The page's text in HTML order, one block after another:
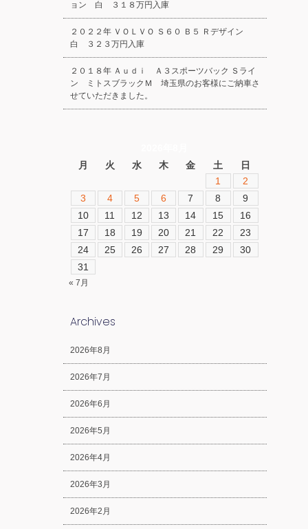
ョン 白 ３１８万円入庫
２０２２年 ＶＯＬＶＯ Ｓ６０ Ｂ５ Ｒデザイン
白 ３２３万円入庫
２０１８年 Ａｕｄｉ Ａ３スポーツバック Ｓライ
ン ミトスブラックＭ 埼玉県のお客様にご納車さ
せていただきました。
月
火 水 木 金 土
日
1
2
3
4 5 6 7 8
9
10
11 12 13 14 15
16
17
18 19 20 21 22
23
24
25 26 27 28 29
30
31
« 7月
Archives
2026年8月
2026年7月
2026年6月
2026年5月
2026年4月
2026年3月
2026年2月